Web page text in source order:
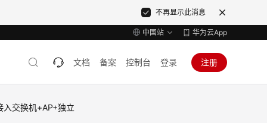
不再显示此消息
中国站 华为云App
文档 备案 控制台 登录 注册
交换机+AP+独立